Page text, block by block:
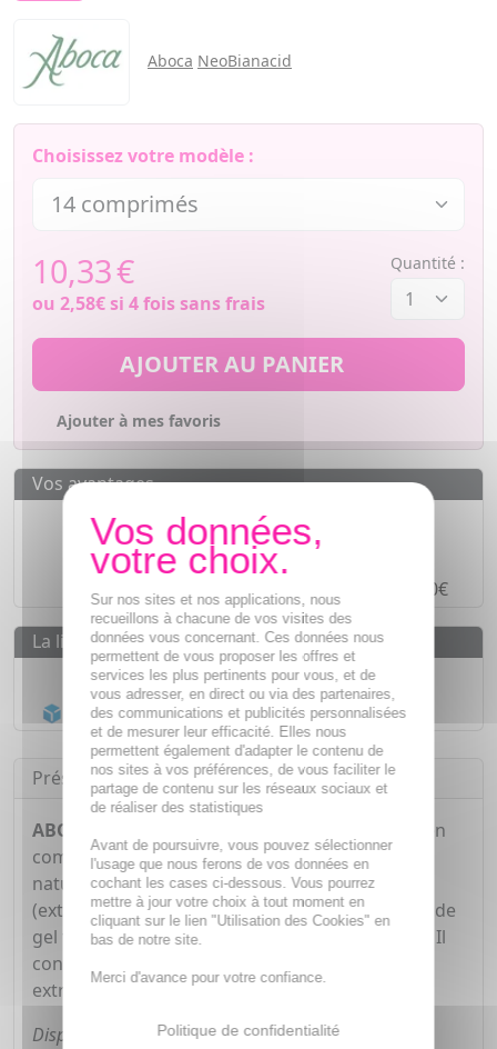
Aboca NeoBianacid
Choisissez votre modèle :
10,33€
ou 2,58€si 4 fois sans frais
Quantité :
AJOUTER AU PANIER
Ajouter à mes favoris
Vos avantages
Des prix
IMBATTABLES
Paiement en ligneSÉCURISÉ
Paiement en
4 fois sans frais à partir de 30€
La livraison
Livraison gratuite dès55€
Acheminement Chronoposten 24h*
Présentation
ABOCA NeoBianacid
est un dispositif médical en
comprimés à sucer qui contient le complexe
naturelPoliprotect®, à base de Polysaccharides
(extraits de la mauve, de guimauve officinale, et de
gel foliaire déshydraté d'aloe vera) et Minéraux. Il
contient également une fraction flavonoïque
extractive de camomille et de réglisse.
Disponible en boîte de 14 - 45 ou 70 comprimés
Sur nos sites et nos applications, nous
recueillons à chacune de vos visites des
données vous concernant. Ces données nous
permettent de vous proposer les offres et
services les plus pertinents pour vous, et de
vous adresser, en direct ou via des partenaires,
des communications et publicités personnalisées
et de mesurer leur efficacité. Elles nous
permettent également d'adapter le contenu de
nos sites à vos préférences, de vous faciliter le
partage de contenu sur les réseaux sociaux et
de réaliser des statistiques
Avant de poursuivre, vous pouvez sélectionner
l'usage que nous ferons de vos données en
cochant les cases ci-dessous. Vous pourrez
mettre à jour votre choix à tout moment en
cliquant sur le lien "Utilisation des Cookies" en
bas de notre site.
Merci d'avance pour votre confiance.
Politique de confidentialité